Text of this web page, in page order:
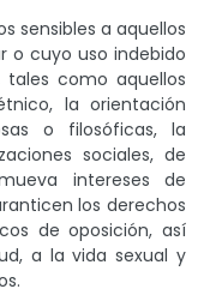
sensibles a aquellos
o cuyo uso indebido
tales como aquellos
la orientación
o filosóficas, la
sociales, de
intereses de
los derechos
de oposición, así
a la vida sexual y